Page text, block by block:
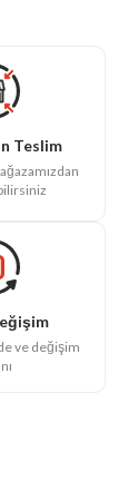
Teslim
ve değişim